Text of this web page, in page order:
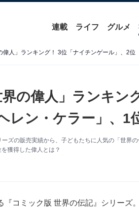
連載 ライフ グルメ
偉人」ランキング！ 3位「ナイチンゲール」、2位
の偉人」ランキン
レン・ケラー」、1
ズの販売実績から、子どもたちに人気の「世界
獲得した偉人とは？
『コミック版 世界の伝記』シリーズ